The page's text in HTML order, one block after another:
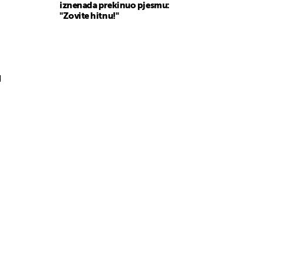
iznenada prekinuo pjesmu:
"Zovite hitnu!"